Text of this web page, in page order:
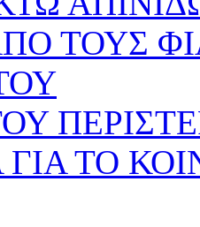
ΤΟΥΣ
ΤΟ